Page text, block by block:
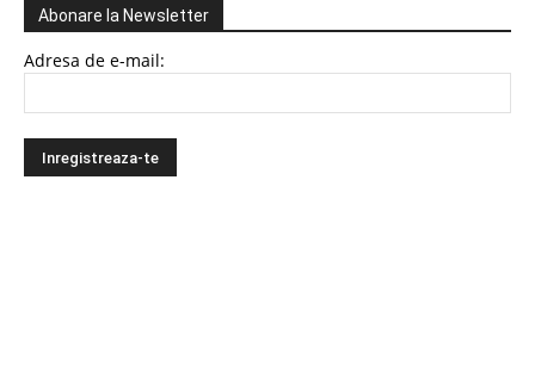
Abonare la Newsletter
Adresa de e-mail: